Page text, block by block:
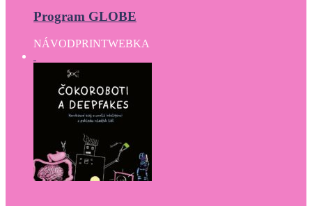
Program GLOBE
NÁVODPRINTWEBKA